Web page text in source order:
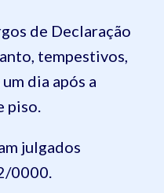
de Declaração
tempestivos,
dia após a
piso.
julgados
0000.